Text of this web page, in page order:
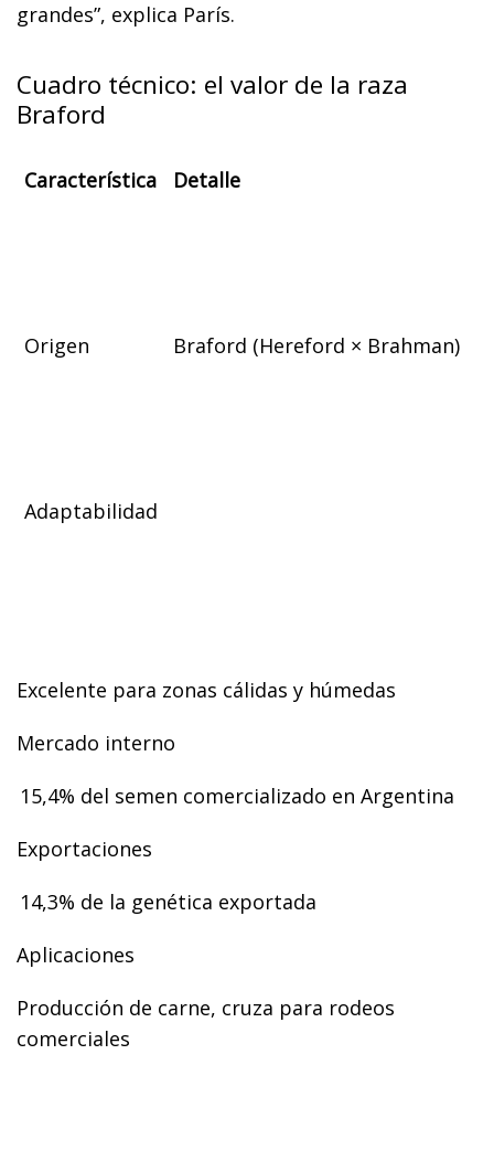
grandes”, explica París.
Cuadro técnico: el valor de la raza
Braford
Característica Detalle
Origen Braford (Hereford × Brahman)
Adaptabilidad
Excelente para zonas cálidas y húmedas
Mercado interno
15,4% del semen comercializado en Argentina
Exportaciones
14,3% de la genética exportada
Aplicaciones
Producción de carne, cruza para rodeos
comerciales